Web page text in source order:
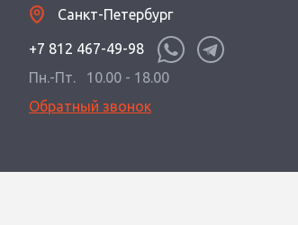
Санкт-Петербург
+7 812 467-49-98
Пн.-Пт.
10.00 - 18.00
Обратный звонок